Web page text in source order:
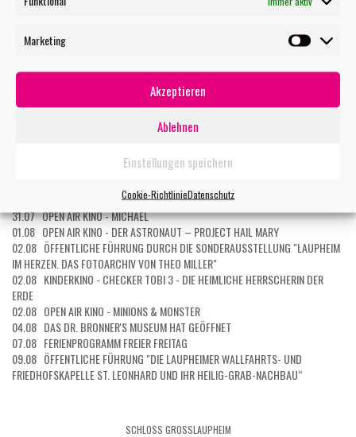
Marketing
Akzeptieren
Ablehnen
Einstellungen speichern
Cookie-RichtlinieDatenschutz
WEITERE VERANSTALTUNGEN
27.07 OPEN AIR KINO - EXTRAWURST
27.07 OPEN AIR KINO: KOMBI-TICKET 5 FILME
27.07 OPEN AIR KINO: KOMBI-TICKET 3 FILME
28.07 OPEN AIR KINO - DER TEUFEL TRÄGT PRADA 2
29.07 OPEN AIR KINO - STAR WARS: THE MANDALORIAN AND GROGU
31.07 OPEN AIR KINO - MICHAEL
01.08 OPEN AIR KINO - DER ASTRONAUT – PROJECT HAIL MARY
02.08 ÖFFENTLICHE FÜHRUNG DURCH DIE SONDERAUSSTELLUNG "LAUPHEIM
IM HERZEN. DAS FOTOARCHIV VON THEO MILLER"
02.08 KINDERKINO - CHECKER TOBI 3 - DIE HEIMLICHE HERRSCHERIN DER
ERDE
02.08 OPEN AIR KINO - MINIONS & MONSTER
04.08 DAS DR. BRONNER'S MUSEUM HAT GEÖFFNET
07.08 FERIENPROGRAMM FREIER FREITAG
09.08 ÖFFENTLICHE FÜHRUNG "DIE LAUPHEIMER WALLFAHRTS- UND
FRIEDHOFSKAPELLE ST. LEONHARD UND IHR HEILIG-GRAB-NACHBAU“
SCHLOSS GROSSLAUPHEIM